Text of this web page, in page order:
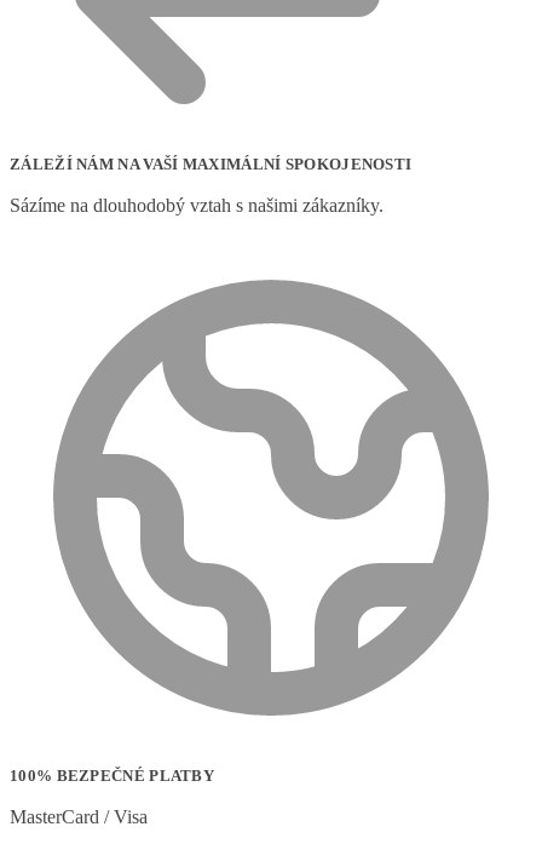
ZÁLEŽÍ NÁM NA VAŠÍ MAXIMÁLNÍ SPOKOJENOSTI
Sázíme na dlouhodobý vztah s našimi zákazníky.
100% BEZPEČNÉ PLATBY
MasterCard / Visa